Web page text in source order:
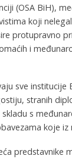
(OSA BiH),
koji
protupravno
i
sve institucije
stranih
skladu s
koje iz
predstavnike